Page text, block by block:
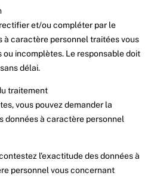
et/ou compléter par le
à caractère personnel traitées vous
incomplètes. Le responsable doit
délai.
traitement
vous pouvez demander la
données à caractère personnel
l’exactitude des données à
personnel vous concernant